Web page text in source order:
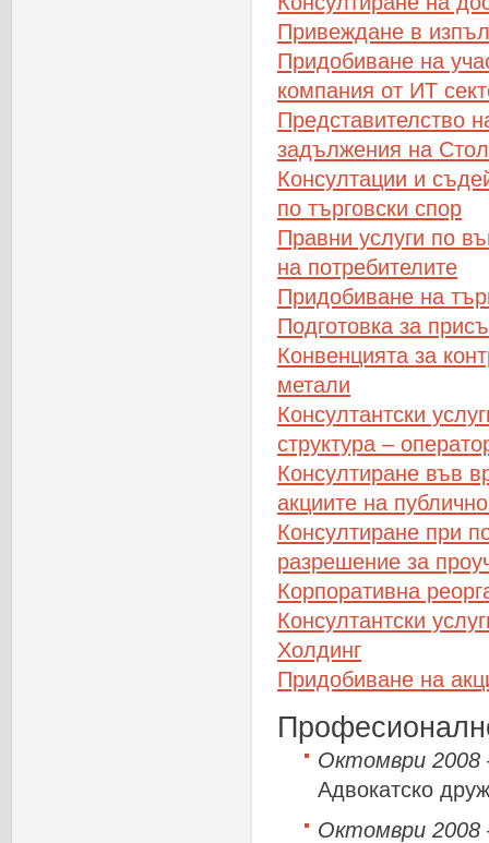
Привеждане в
Придобиване на
компания от ИТ
Представителство
задължения на
Консултации и
по търговски спор
Правни услуги по
на потребителите
Придобиване на
Подготовка за
Конвенцията за
метали
Консултантски
структура –
Консултиране във
акциите на
Консултиране при
разрешение за
Корпоративна
Консултантски
Холдинг
Придобиване на
Октомври 2008
Адвокатско
Октомври 2008